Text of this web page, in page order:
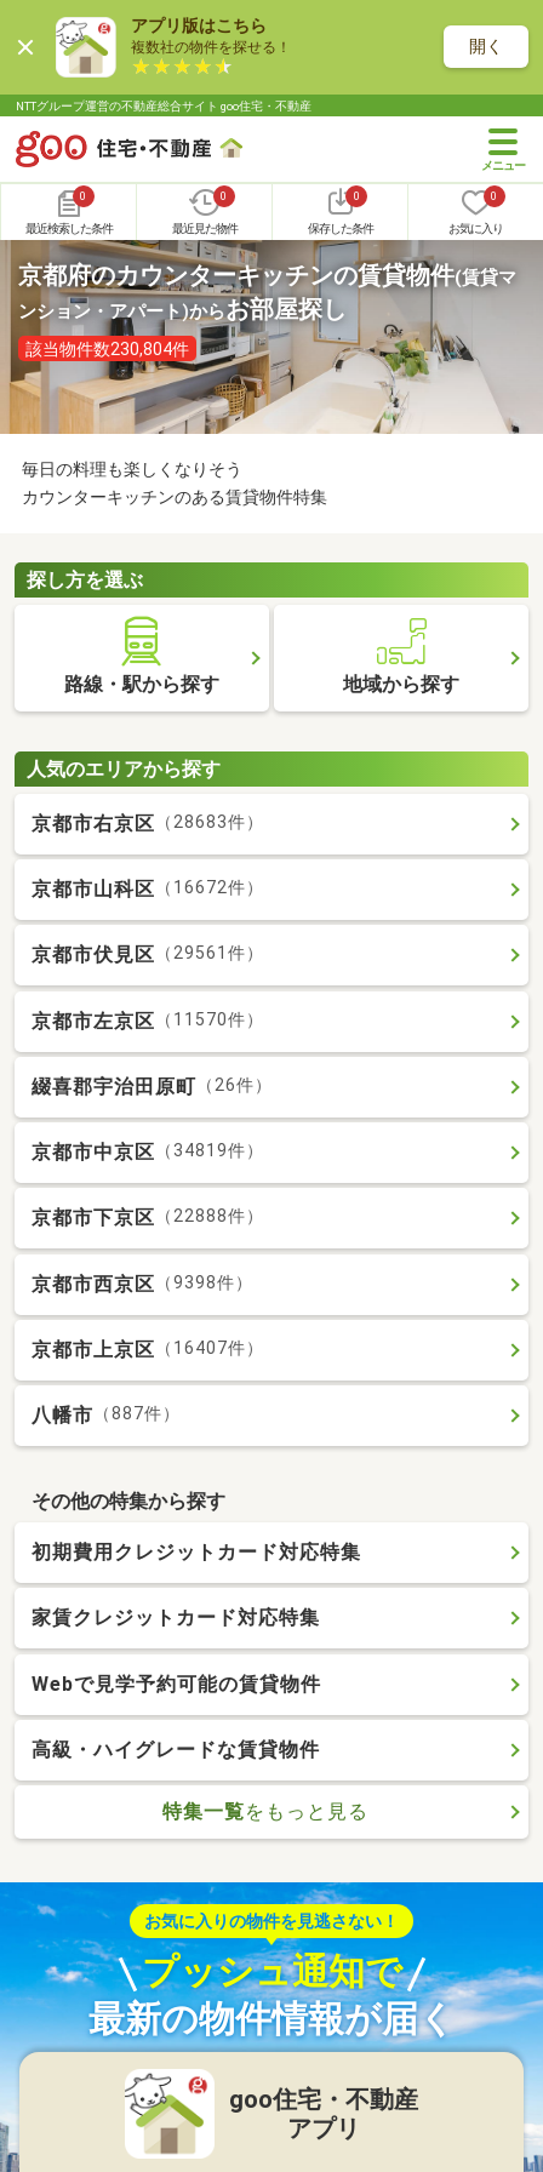
アプリ版はこちら
複数社の物件を探せる！ 開く
NTTグループ運営の不動産総合サイト goo住宅・不動産
0
最近検索した条件
0
最近見た物件
0
保存した条件
0
お気に入り
京都府のカウンターキッチンの賃貸物件(賃貸マ
ンション・アパート)からお部屋探し
該当物件数230,804件
毎日の料理も楽しくなりそう
カウンターキッチンのある賃貸物件特集
探し方を選ぶ
路線・駅から探す 地域から探す
人気のエリアから探す
京都市右京区 （28683件）
京都市山科区 （16672件）
京都市伏見区 （29561件）
京都市左京区 （11570件）
綴喜郡宇治田原町 （26件）
京都市中京区 （34819件）
京都市下京区 （22888件）
京都市西京区 （9398件）
京都市上京区 （16407件）
八幡市 （887件）
その他の特集から探す
初期費用クレジットカード対応特集
家賃クレジットカード対応特集
Webで見学予約可能の賃貸物件
高級・ハイグレードな賃貸物件
特集一覧をもっと見る
お気に入りの物件を見逃さない！
プッシュ通知で
最新の物件情報が届く
goo住宅・不動産
アプリ